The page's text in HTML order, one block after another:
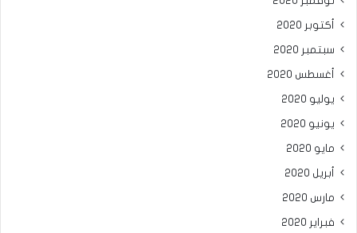
أكتوبر 2020
سبتمبر 2020
أغسطس 2020
يوليو 2020
يونيو 2020
مايو 2020
أبريل 2020
مارس 2020
فبراير 2020